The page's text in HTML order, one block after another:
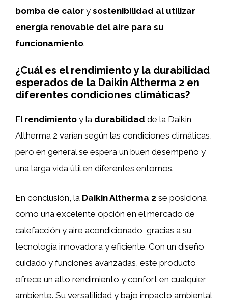
bomba de calor y sostenibilidad al utilizar
energía renovable del aire para su
funcionamiento.
¿Cuál es el rendimiento y la durabilidad
esperados de la Daikin Altherma 2 en
diferentes condiciones climáticas?
El rendimiento y la durabilidad de la Daikin
Altherma 2 varían según las condiciones climáticas,
pero en general se espera un buen desempeño y
una larga vida útil en diferentes entornos.
En conclusión, la Daikin Altherma 2 se posiciona
como una excelente opción en el mercado de
calefacción y aire acondicionado, gracias a su
tecnología innovadora y eficiente. Con un diseño
cuidado y funciones avanzadas, este producto
ofrece un alto rendimiento y confort en cualquier
ambiente. Su versatilidad y bajo impacto ambiental